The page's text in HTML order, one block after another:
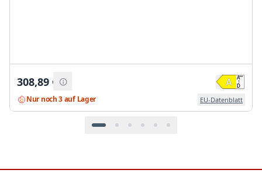
308,89 €
Nur noch 3 auf Lager EU-Datenblatt